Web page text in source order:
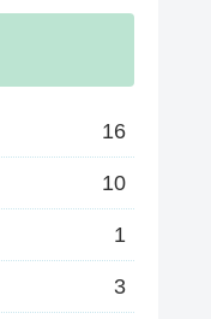
16
10
1
3